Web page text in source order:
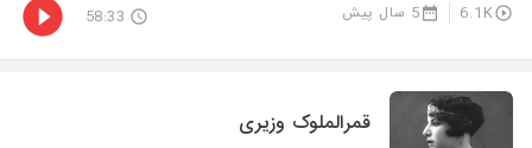
6.1K 5 سال پیش 58:33
قمرالملوک وزیری